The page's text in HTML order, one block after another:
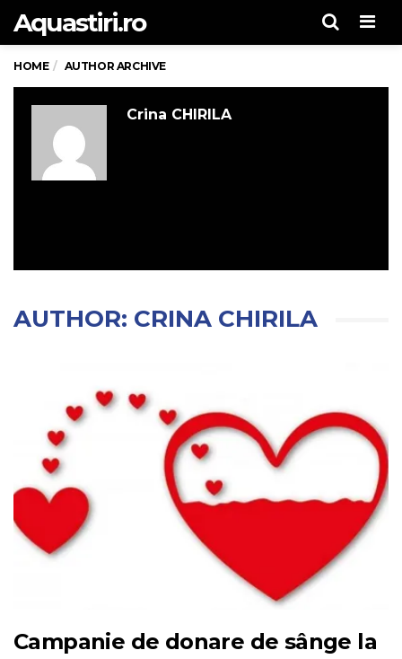
Aquastiri.ro
HOME AUTHOR ARCHIVE
Crina CHIRILA
AUTHOR: CRINA CHIRILA
Campanie de donare de sânge la